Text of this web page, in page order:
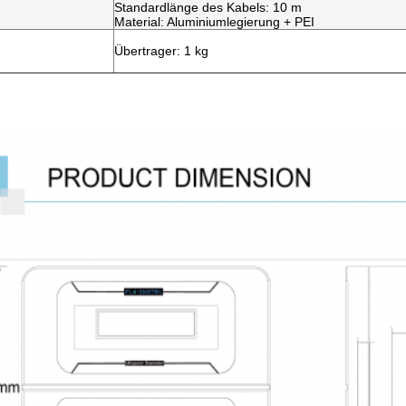
Standardlänge des Kabels: 10 m
Material: Aluminiumlegierung + PEI
Übertrager: 1 kg